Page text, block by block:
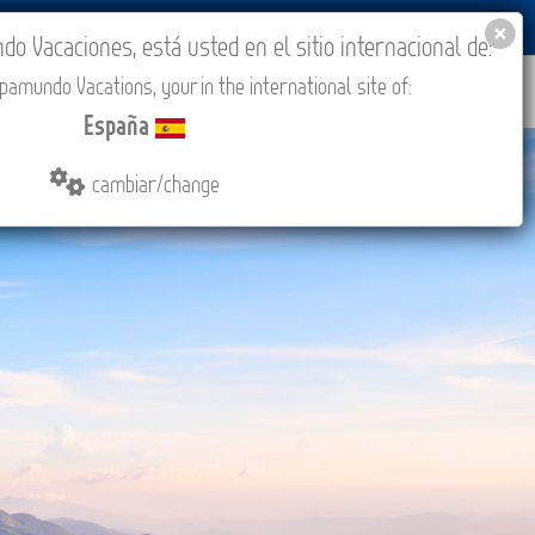
COMPRAR CONTACTO MÁS
Vacaciones, está usted en el sitio internacional de:
Vacations, your in the international site of:
España
cambiar/change